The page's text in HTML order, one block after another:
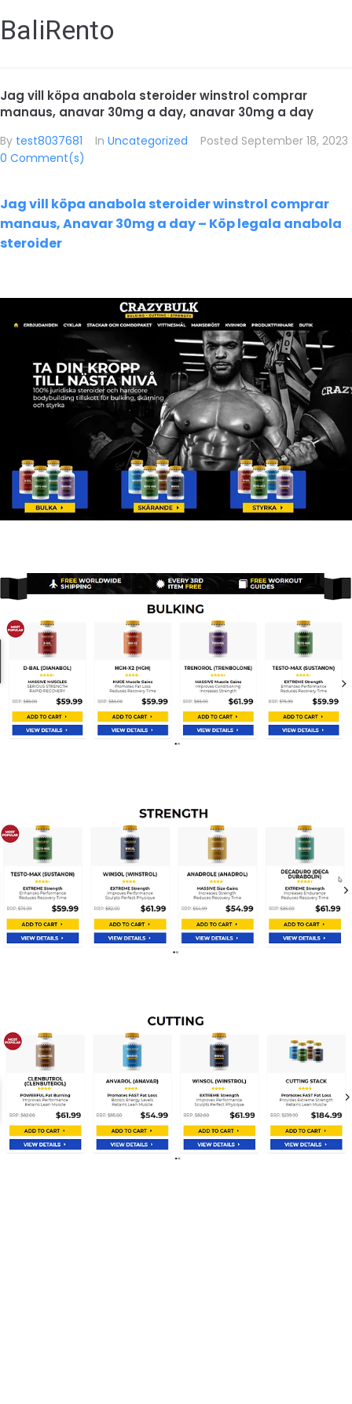
BaliRento
Jag vill köpa anabola steroider winstrol comprar
manaus, anavar 30mg a day, anavar 30mg a day
By test8037681 In Uncategorized Posted September 18, 2023
0 Comment(s)
Jag vill köpa anabola steroider winstrol comprar
manaus, Anavar 30mg a day – Köp legala anabola
steroider